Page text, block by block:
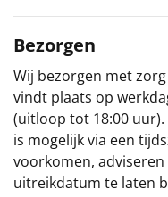
Bezorgen
Wij bezorgen met
vindt plaats op
(uitloop tot 18:00
is mogelijk via een
voorkomen,
uitreikdatum te laten